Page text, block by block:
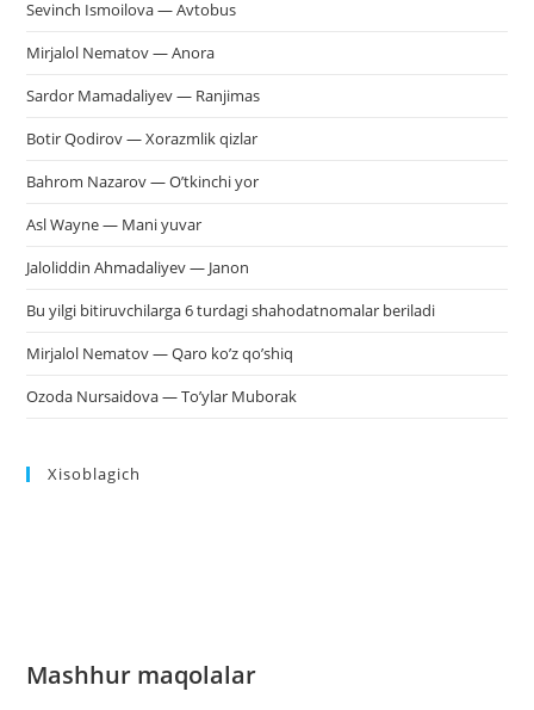
Sevinch Ismoilova — Avtobus
Mirjalol Nematov — Anora
Sardor Mamadaliyev — Ranjimas
Botir Qodirov — Xorazmlik qizlar
Bahrom Nazarov — O’tkinchi yor
Asl Wayne — Mani yuvar
Jaloliddin Ahmadaliyev — Janon
Bu yilgi bitiruvchilarga 6 turdagi shahodatnomalar beriladi
Mirjalol Nematov — Qaro ko’z qo’shiq
Ozoda Nursaidova — To’ylar Muborak
Xisoblagich
Mashhur maqolalar